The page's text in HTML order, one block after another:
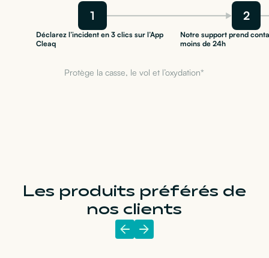
1 2
Déclarez l’incident en 3 clics sur l’App
Cleaq
Notre support prend
moins de 24h
Protège la casse, le vol et l’oxydation*
Les produits préférés de
nos clients